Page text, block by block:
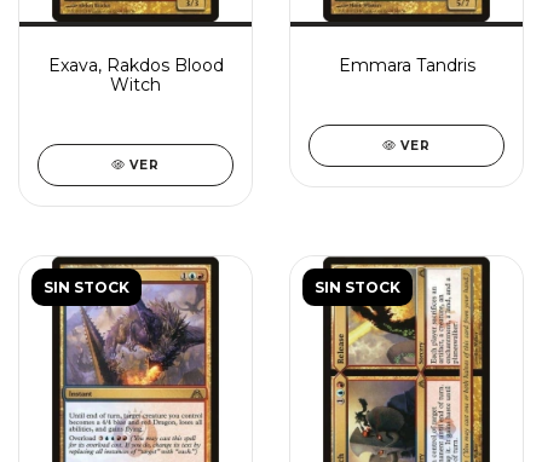
Exava, Rakdos Blood
Witch
VER
Emmara Tandris
VER
SIN STOCK SIN STOCK